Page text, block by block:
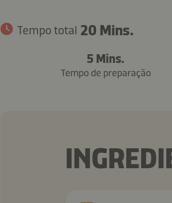
Tempo total 20 Mins.
5 Mins.
Tempo de preparação